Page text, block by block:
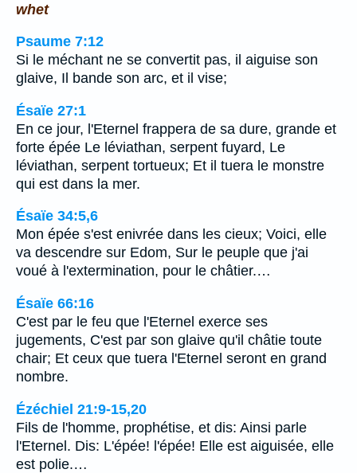
whet
Psaume 7:12
Si le méchant ne se convertit pas, il aiguise son
glaive, Il bande son arc, et il vise;
Ésaïe 27:1
En ce jour, l'Eternel frappera de sa dure, grande et
forte épée Le léviathan, serpent fuyard, Le
léviathan, serpent tortueux; Et il tuera le monstre
qui est dans la mer.
Ésaïe 34:5,6
Mon épée s'est enivrée dans les cieux; Voici, elle
va descendre sur Edom, Sur le peuple que j'ai
voué à l'extermination, pour le châtier.…
Ésaïe 66:16
C'est par le feu que l'Eternel exerce ses
jugements, C'est par son glaive qu'il châtie toute
chair; Et ceux que tuera l'Eternel seront en grand
nombre.
Ézéchiel 21:9-15,20
Fils de l'homme, prophétise, et dis: Ainsi parle
l'Eternel. Dis: L'épée! l'épée! Elle est aiguisée, elle
est polie.…